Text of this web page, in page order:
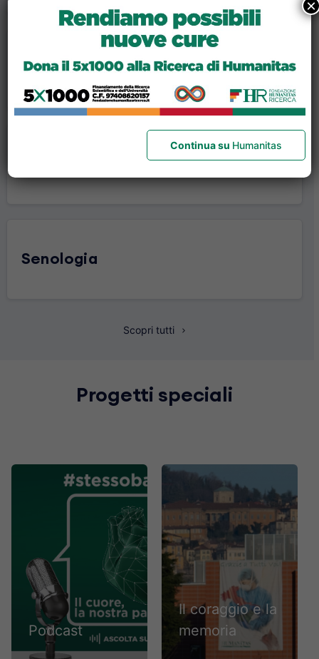
Odontoiatria
Ortopedia e Traumatologia
Senologia
Scopri tutti
Progetti speciali
Podcast
Il coraggio e la
memoria
Continua su Humanitas
×